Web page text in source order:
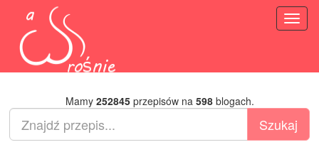
Mamy 252845przepisów na 598blogach.